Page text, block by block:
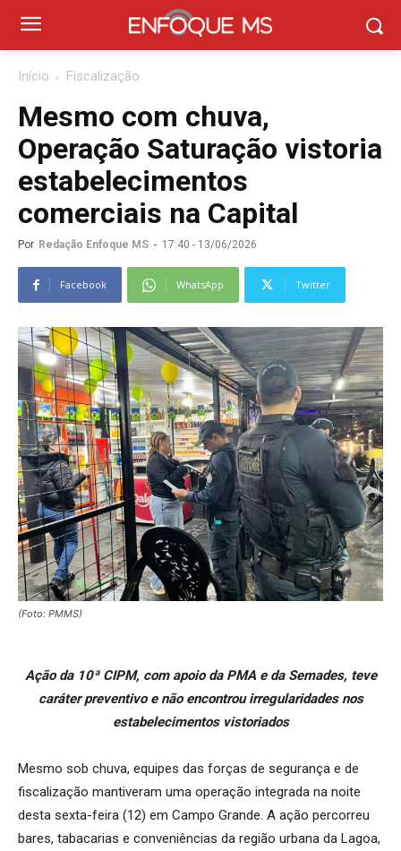
Início Fiscalização
Mesmo com chuva,
Operação Saturação vistoria
estabelecimentos
comerciais na Capital
Por Redação Enfoque MS - 17:40 - 13/06/2026
Facebook WhatsApp Twitter
(Foto: PMMS)
Ação da 10ª CIPM, com apoio da PMA e da Semades, teve
caráter preventivo e não encontrou irregularidades nos
estabelecimentos vistoriados
Mesmo sob chuva, equipes das forças de segurança e de
fiscalização mantiveram uma operação integrada na noite
desta sexta-feira (12) em Campo Grande. A ação percorreu
bares, tabacarias e conveniências da região urbana da Lagoa,